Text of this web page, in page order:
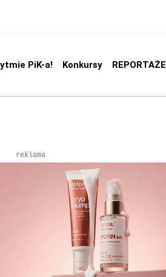
PiK-a! Konkursy REPORTAŻE
reklama